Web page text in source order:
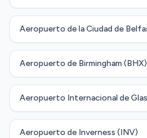
Aeropuerto de la Ciudad de
Aeropuerto de Birmingham (BHX)
Aeropuerto Internacional de
Aeropuerto de Inverness (INV)